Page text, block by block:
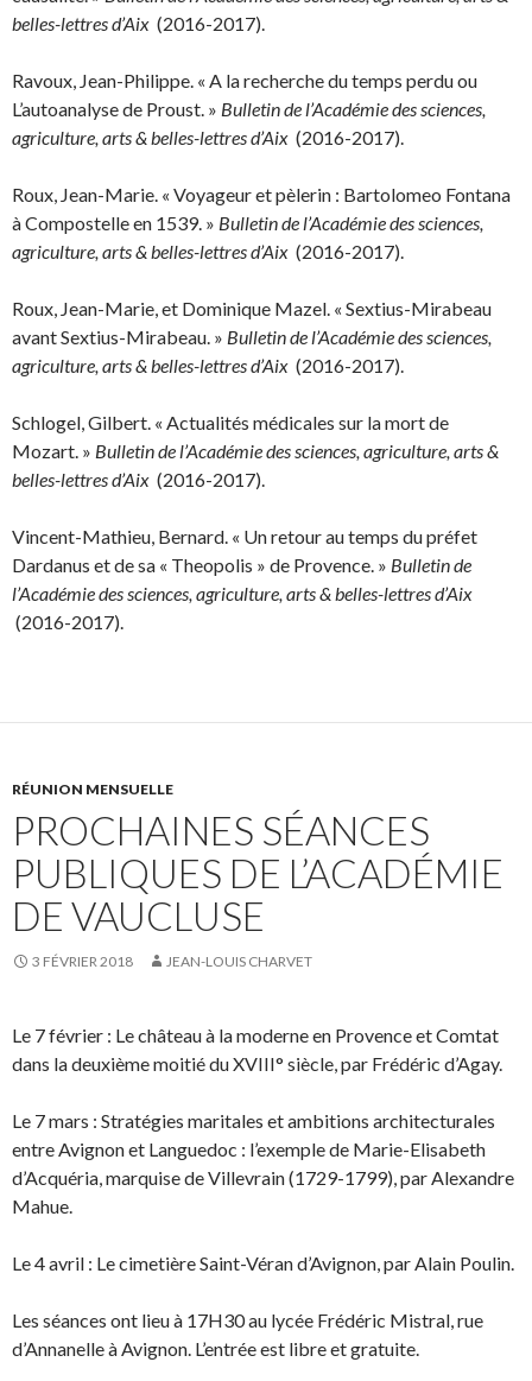
belles-lettres d’Aix (2016-2017).
Ravoux, Jean-Philippe. « A la recherche du temps perdu ou
L’autoanalyse de Proust. » Bulletin de l’Académie des sciences,
agriculture, arts & belles-lettres d’Aix (2016-2017).
Roux, Jean-Marie. « Voyageur et pèlerin : Bartolomeo Fontana
à Compostelle en 1539. » Bulletin de l’Académie des sciences,
agriculture, arts & belles-lettres d’Aix (2016-2017).
Roux, Jean-Marie, et Dominique Mazel. « Sextius-Mirabeau
avant Sextius-Mirabeau. » Bulletin de l’Académie des sciences,
agriculture, arts & belles-lettres d’Aix (2016-2017).
Schlogel, Gilbert. « Actualités médicales sur la mort de
Mozart. » Bulletin de l’Académie des sciences, agriculture, arts &
belles-lettres d’Aix (2016-2017).
Vincent-Mathieu, Bernard. « Un retour au temps du préfet
Dardanus et de sa « Theopolis » de Provence. » Bulletin de
l’Académie des sciences, agriculture, arts & belles-lettres d’Aix
(2016-2017).
RÉUNION MENSUELLE
PROCHAINES SÉANCES
PUBLIQUES DE L’ACADÉMIE
DE VAUCLUSE
3 FÉVRIER 2018 JEAN-LOUIS CHARVET
Le 7 février : Le château à la moderne en Provence et Comtat
dans la deuxième moitié du XVIII° siècle, par Frédéric d’Agay.
Le 7 mars : Stratégies maritales et ambitions architecturales
entre Avignon et Languedoc : l’exemple de Marie-Elisabeth
d’Acquéria, marquise de Villevrain (1729-1799), par Alexandre
Mahue.
Le 4 avril : Le cimetière Saint-Véran d’Avignon, par Alain Poulin.
Les séances ont lieu à 17H30 au lycée Frédéric Mistral, rue
d’Annanelle à Avignon. L’entrée est libre et gratuite.